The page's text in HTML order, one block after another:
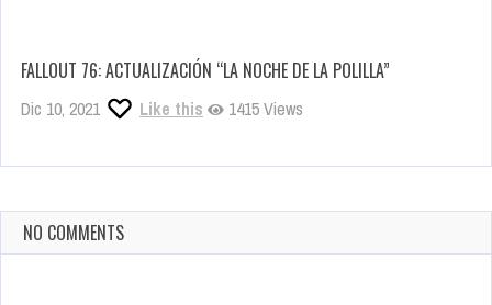
FALLOUT 76: ACTUALIZACIÓN “LA NOCHE DE LA POLILLA”
Dic 10, 2021 Like this 1415 Views
NO COMMENTS